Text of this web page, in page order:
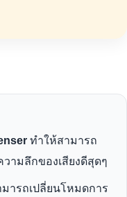
ทำให้สามารถ
วามลึกของเสียงดีสุดๆ
มารถเปลี่ยนโหมดการ